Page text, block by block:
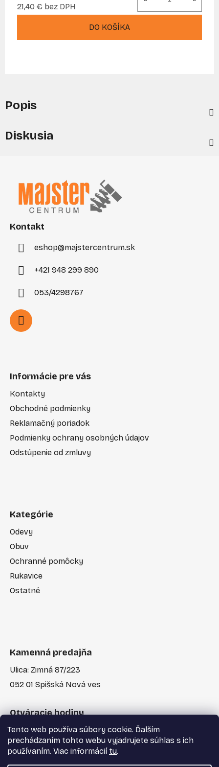
Tento web používa súbory cookie. Ďalším
prechádzaním tohto webu vyjadrujete súhlas s ich
používaním. Viac informácií tu.
21,40 € bez DPH
DO KOŠÍKA
Popis
Diskusia
Kontakt
eshop@majstercentrum.sk
+421 948 299 890
053/4298767
Informácie pre vás
Kontakty
Obchodné podmienky
Reklamačný poriadok
Podmienky ochrany osobných údajov
Odstúpenie od zmluvy
Kategórie
Odevy
Obuv
Ochranné pomôcky
Rukavice
Ostatné
Kamenná predajňa
Ulica: Zimná 87/223
052 01 Spišská Nová ves
Otváracie hodiny
Po-Pia: 7:30 - 17:00